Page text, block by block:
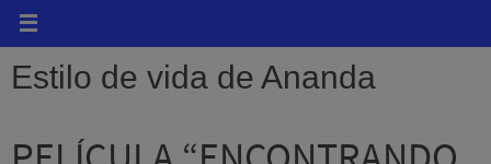
Estilo de vida de Ananda